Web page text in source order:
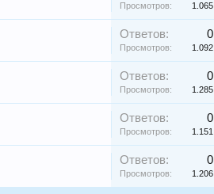
Просмотров: 1.065
Ответов: 0
Просмотров: 1.092
Ответов: 0
Просмотров: 1.285
Ответов: 0
Просмотров: 1.151
Ответов: 0
Просмотров: 1.206